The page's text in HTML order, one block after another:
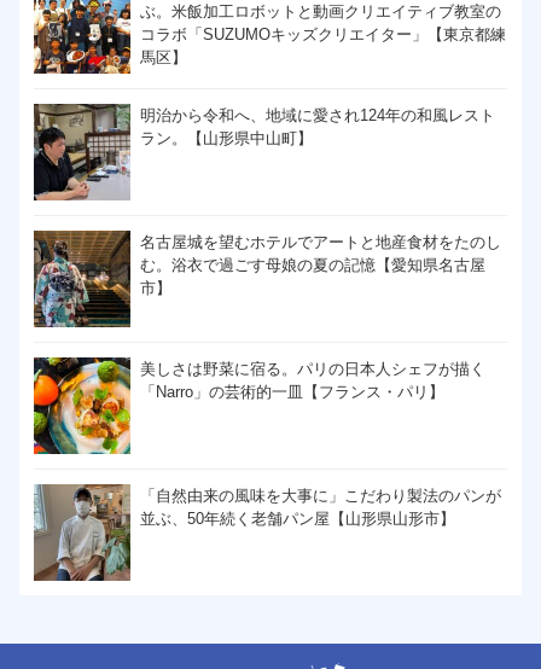
ぶ。米飯加工ロボットと動画クリエイティブ教室の
コラボ「SUZUMOキッズクリエイター」【東京都練
馬区】
明治から令和へ、地域に愛され124年の和風レスト
ラン。【山形県中山町】
名古屋城を望むホテルでアートと地産食材をたのし
む。浴衣で過ごす母娘の夏の記憶【愛知県名古屋
市】
美しさは野菜に宿る。パリの日本人シェフが描く
「Narro」の芸術的一皿【フランス・パリ】
「自然由来の風味を大事に」こだわり製法のパンが
並ぶ、50年続く老舗パン屋【山形県山形市】